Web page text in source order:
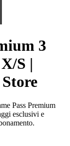
3
S |
Pass Premium
esclusivi e